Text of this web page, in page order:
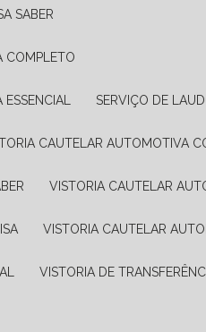
SABER
COMPLETO
SERVIÇO DE
CAUTELAR AUTOMOTIVA
VISTORIA CAUTELAR
VISTORIA CAUTELAR
VISTORIA DE